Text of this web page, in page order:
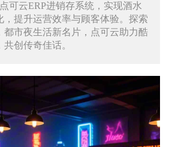
可云ERP进销存系统，实现酒水
，提升运营效率与顾客体验。探索
都市夜生活新名片，点可云助力酷
创传奇佳话。